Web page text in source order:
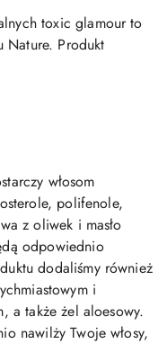
toxic glamour to
Nature. Produkt
włosom
polifenole,
z oliwek i masło
odpowiednio
dodaliśmy również
i
a także żel aloesowy.
nawilży Twoje włosy,